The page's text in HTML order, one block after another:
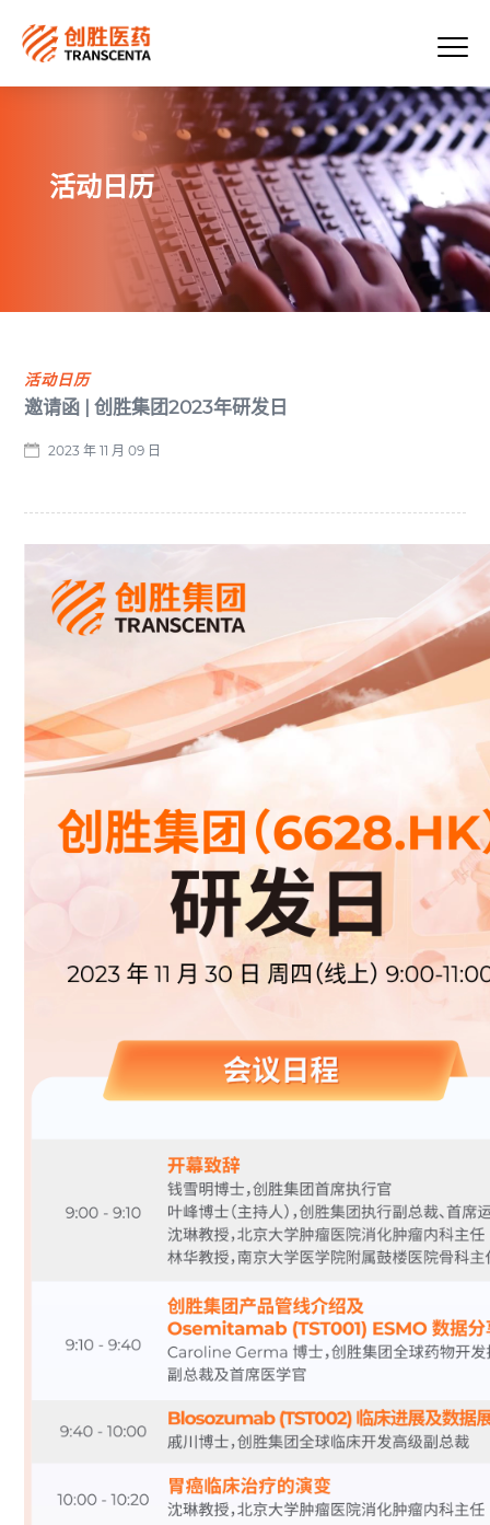
活动日历
活动日历
邀请函 | 创胜集团2023年研发日
2023 年 11 月 09 日